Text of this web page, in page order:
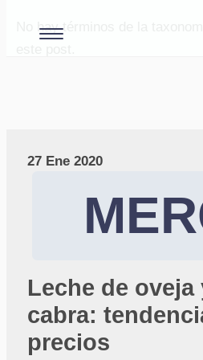
No hay términos de la
27 Ene 2020
Leche de oveja
cabra:
precios